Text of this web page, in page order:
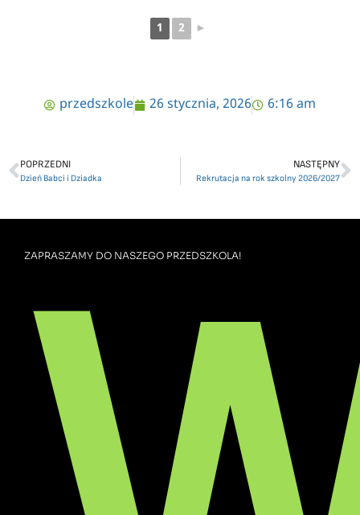
1 2 ►
przedszkole 26 stycznia, 2026 6:16 am
POPRZEDNI
Dzień Babci i Dziadka
NASTĘPNY
Rekrutacja na rok szkolny 2026/2027
ZAPRASZAMY DO NASZEGO PRZEDSZKOLA!